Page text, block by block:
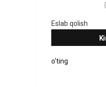
Eslab qolish
o'ting